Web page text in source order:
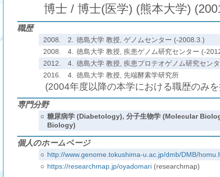
博士 / 博士(医学) (熊本大学)
職歴
2008. 2.
徳島大学 教授, ゲノムセンター (-2008.3.)
2008.
4.
徳島大学 教授, 疾患ゲノム研究センター (-
2012.
4.
徳島大学 教授, 疾患プロテオゲノム研究セン
2016.
4. 徳島大学 教授, 先端酵素学研究所
(2004年度以降の本学における職歴のみ
専門分野
○ 糖尿病学 (Diabetology), 分子生物学 (Molecular
Biology)
個人のホームページ
○ http://www.genome.tokushima-u.ac.jp/dmb/DMB/
○ https://researchmap.jp/oyadomari(researchmap)